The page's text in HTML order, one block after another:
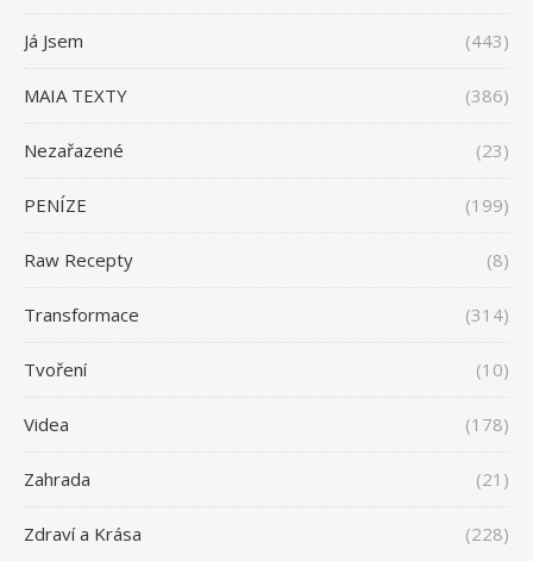
Já Jsem (443)
MAIA TEXTY (386)
Nezařazené (23)
PENÍZE (199)
Raw Recepty (8)
Transformace (314)
Tvoření (10)
Videa (178)
Zahrada (21)
Zdraví a Krása (228)